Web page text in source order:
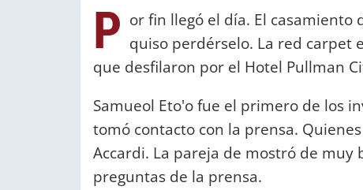
P or fin llegó el día. El casamiento
quiso perdérselo. La red carpet
que desfilaron por el Hotel Pullman
Samueol Eto'o fue el primero de los
tomó contacto con la prensa.
Accardi. La pareja de mostró de
preguntas de la prensa.